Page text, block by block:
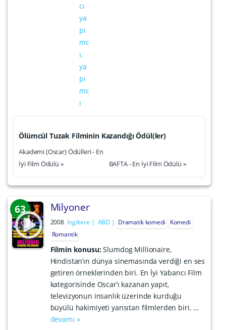
Ölümcül Tuzak Filminin Kazandığı Ödül(ler)
Akademi (Oscar) Ödülleri - En
İyi Film Ödülü »
BAFTA - En İyi Film Ödülü »
63 Milyoner
2008 İngiltere ABD Dramatik komedi
Komedi
Romantik
Filmin konusu:Slumdog Millionaire,
Hindistan’ın dünya sinemasında verdiği en ses
getiren örneklerinden biri. En İyi Yabancı Film
kategorisinde Oscar’ı kazanan yapıt,
televizyonun insanlık üzerinde kurduğu
büyülü hakimiyeti yansıtan filmlerden biri. …
devamı »